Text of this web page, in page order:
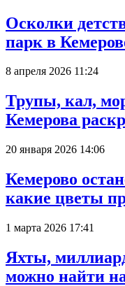
Осколки
парк в
8 апреля 2026 11:24
Трупы, кал,
Кемерова
20 января 2026 14:06
Кемерово
какие цветы
1 марта 2026 17:41
Яхты,
можно найти